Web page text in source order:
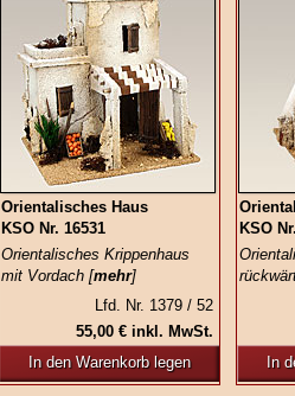
Orientalisches Haus
KSO Nr. 16531
Orientalisches Krippenhaus
mit Vordach [mehr]
Lfd. Nr. 1379 / 52
55,00 € inkl. MwSt.
In den Warenkorb legen
KSO
In